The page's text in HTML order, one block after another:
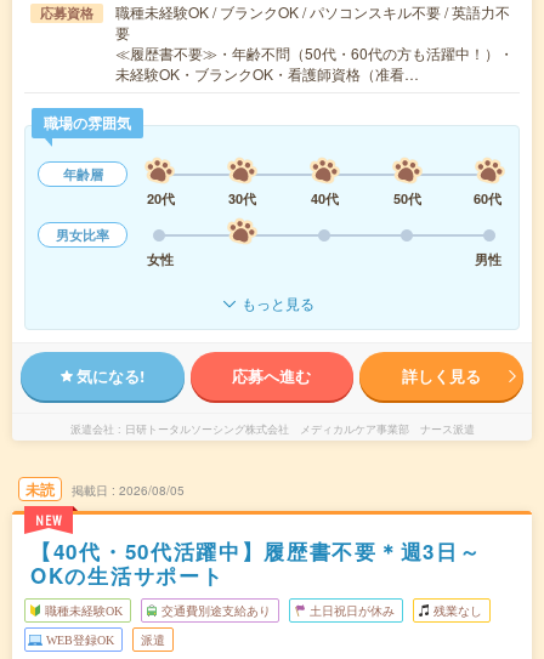
応募資格
職種未経験OK / ブランクOK / パソコンスキル不要 / 英語力不
要
≪履歴書不要≫・年齢不問（50代・60代の方も活躍中！）・
未経験OK・ブランクOK・看護師資格（准看…
職場の雰囲気
年齢層
20代
30代 40代 50代
60代
男女比率
女性
男性
もっと見る
気になる! 応募へ進む 詳しく見る
派遣会社 日研トータルソーシング株式会社 メディカルケア事業部 ナース派遣
未読
NEW
掲載日 2026/08/05
【40代・50代活躍中】履歴書不要＊週3日～
OKの生活サポート
職種未経験OK 交通費別途支給あり 土日祝日が休み 残業なし
WEB登録OK 派遣